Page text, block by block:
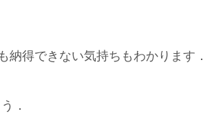
得できない気持ちもわかります．
．